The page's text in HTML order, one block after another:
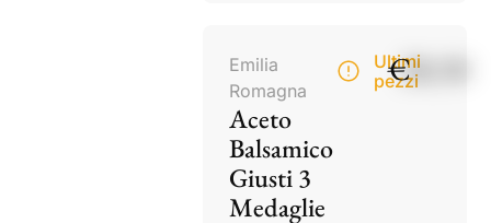
Emilia
Romagna
Aceto
Balsamico
Giusti 3
Medaglie
Ultimi
pezzi
€28,50